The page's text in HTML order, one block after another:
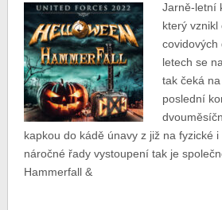
Jarně-letní
který
covidových
letech se
tak čeká
poslední
kapkou do kádě únavy z již na fyzické
náročné řady vystoupení tak je
Hammerfall &